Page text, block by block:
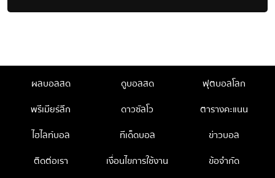
ผลบอลสด ดูบอลสด
ฟุตบอลโลก
พรีเมียร์ลีก
ดาวซัลโว
ตารางคะแนน
ไฮไลท์บอล
ทีเด็ดบอล
ข่าวบอล
ติดต่อเรา
เงื่อนไขการใช้งาน
ข้อจำกัด